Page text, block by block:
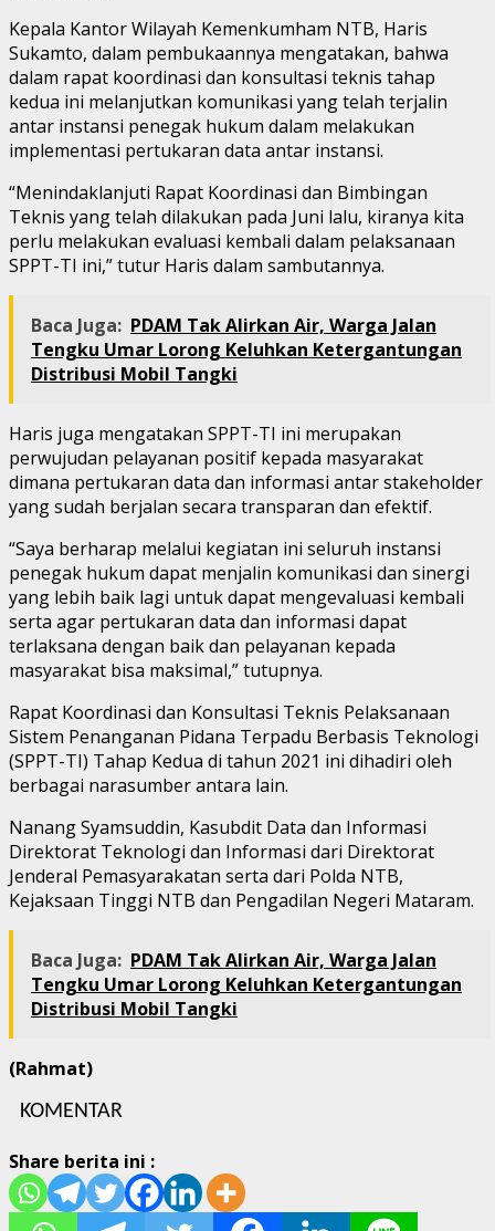
Kepala Kantor Wilayah Kemenkumham NTB, Haris
Sukamto, dalam pembukaannya mengatakan, bahwa
dalam rapat koordinasi dan konsultasi teknis tahap
kedua ini melanjutkan komunikasi yang telah terjalin
antar instansi penegak hukum dalam melakukan
implementasi pertukaran data antar instansi.
“Menindaklanjuti Rapat Koordinasi dan Bimbingan
Teknis yang telah dilakukan pada Juni lalu, kiranya kita
perlu melakukan evaluasi kembali dalam pelaksanaan
SPPT-TI ini,” tutur Haris dalam sambutannya.
Baca Juga: PDAM Tak Alirkan Air, Warga Jalan
Tengku Umar Lorong Keluhkan Ketergantungan
Distribusi Mobil Tangki
Haris juga mengatakan SPPT-TI ini merupakan
perwujudan pelayanan positif kepada masyarakat
dimana pertukaran data dan informasi antar stakeholder
yang sudah berjalan secara transparan dan efektif.
“Saya berharap melalui kegiatan ini seluruh instansi
penegak hukum dapat menjalin komunikasi dan sinergi
yang lebih baik lagi untuk dapat mengevaluasi kembali
serta agar pertukaran data dan informasi dapat
terlaksana dengan baik dan pelayanan kepada
masyarakat bisa maksimal,” tutupnya.
Rapat Koordinasi dan Konsultasi Teknis Pelaksanaan
Sistem Penanganan Pidana Terpadu Berbasis Teknologi
(SPPT-TI) Tahap Kedua di tahun 2021 ini dihadiri oleh
berbagai narasumber antara lain.
Nanang Syamsuddin, Kasubdit Data dan Informasi
Direktorat Teknologi dan Informasi dari Direktorat
Jenderal Pemasyarakatan serta dari Polda NTB,
Kejaksaan Tinggi NTB dan Pengadilan Negeri Mataram.
Baca Juga: PDAM Tak Alirkan Air, Warga Jalan
Tengku Umar Lorong Keluhkan Ketergantungan
Distribusi Mobil Tangki
(Rahmat)
KOMENTAR
Share berita ini :